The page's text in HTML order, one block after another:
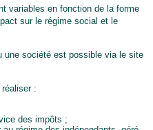
variables en fonction de la forme
sur le régime social et le
une société est possible via le site
:
des impôts ;